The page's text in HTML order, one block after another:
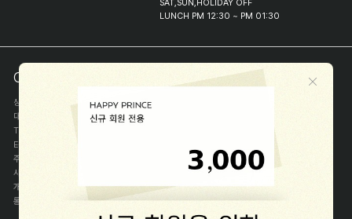
SAT,SUN,HOLIDAY OFF
LUNCH PM 12:30 ~ PM 01:30
COMPANY INFO
상호
(주)해피프린스
대표
이화진
TEL
E-MAIL
주소
사업자등록번호
개인정보관리자
이화진
통신판매신고번호
제 2018-서울종로-1384 호[사업자정보확인]